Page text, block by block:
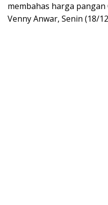
membahas harga pangan
Venny Anwar, Senin (18/